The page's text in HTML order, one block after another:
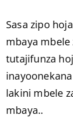
Sasa zipo
mbaya
tutajifunza
lakini mbele
mbaya..